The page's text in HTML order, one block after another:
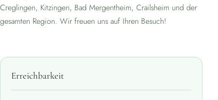
Creglingen, Kitzingen, Bad Mergentheim, Crailsheim und der
gesamten Region. Wir freuen uns auf Ihren Besuch!
Erreichbarkeit